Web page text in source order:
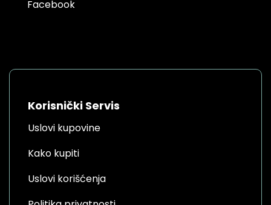
Facebook
Korisnički Servis
Uslovi kupovine
Kako kupiti
Uslovi korišćenja